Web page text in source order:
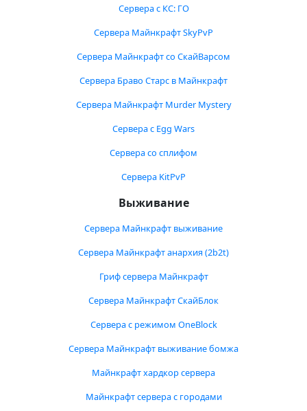
Сервера с КС: ГО
Сервера Майнкрафт SkyPvP
Сервера Майнкрафт со СкайВарсом
Сервера Браво Старс в Майнкрафт
Сервера Майнкрафт Murder Mystery
Сервера с Egg Wars
Сервера со сплифом
Сервера KitPvP
Выживание
Сервера Майнкрафт выживание
Сервера Майнкрафт анархия (2b2t)
Гриф сервера Майнкрафт
Сервера Майнкрафт СкайБлок
Сервера с режимом OneBlock
Сервера Майнкрафт выживание бомжа
Майнкрафт хардкор сервера
Майнкрафт сервера с городами